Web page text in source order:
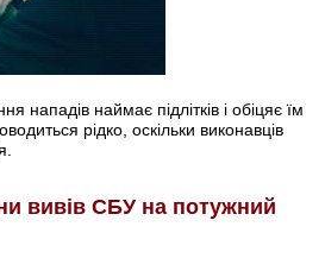
нападів наймає підлітків і обіцяє їм
рідко, оскільки виконавців
вивів СБУ на потужний